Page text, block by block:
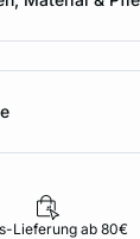
Lieferung ab 80€